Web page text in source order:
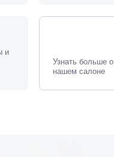
и
Узнать больше о
нашем салоне